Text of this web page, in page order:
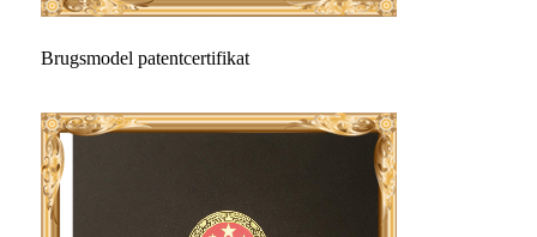
Brugsmodel patentcertifikat